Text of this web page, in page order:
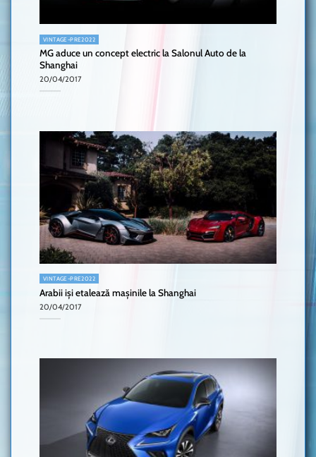
VINTAGE-PRE2022
MG aduce un concept electric la Salonul Auto de la
Shanghai
20/04/2017
VINTAGE-PRE2022
Arabii iși etalează mașinile la Shanghai
20/04/2017